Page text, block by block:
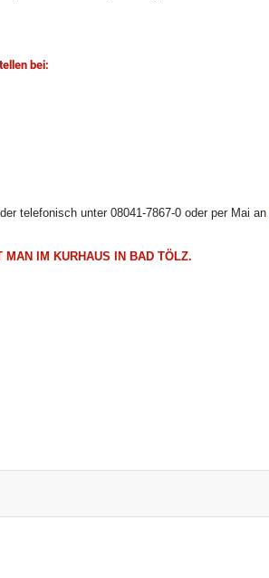
bei:
telefonisch unter 08041-7867-0 oder per Mai an
MAN IM KURHAUS IN BAD TÖLZ.